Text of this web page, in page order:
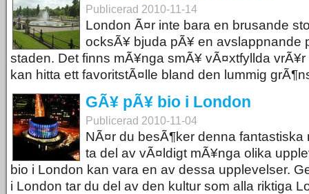
Publicerad 2010-11-14
London Ã¤r inte bara en brusande
ocksÃ¥ bjuda pÃ¥ en avslappnande
staden. Det finns mÃ¥nga smÃ¥ vÃ¤xtfyllda
kan hitta ett favoritstÃ¤lle bland den lummig
GÃ¥ pÃ¥ bio i London
Publicerad 2010-11-04
NÃ¤r du besÃ¶ker denna
ta del av vÃ¤ldigt mÃ¥nga olika
bio i London kan vara en av dessa upplevelser.
i London tar du del av den kultur som alla riktiga